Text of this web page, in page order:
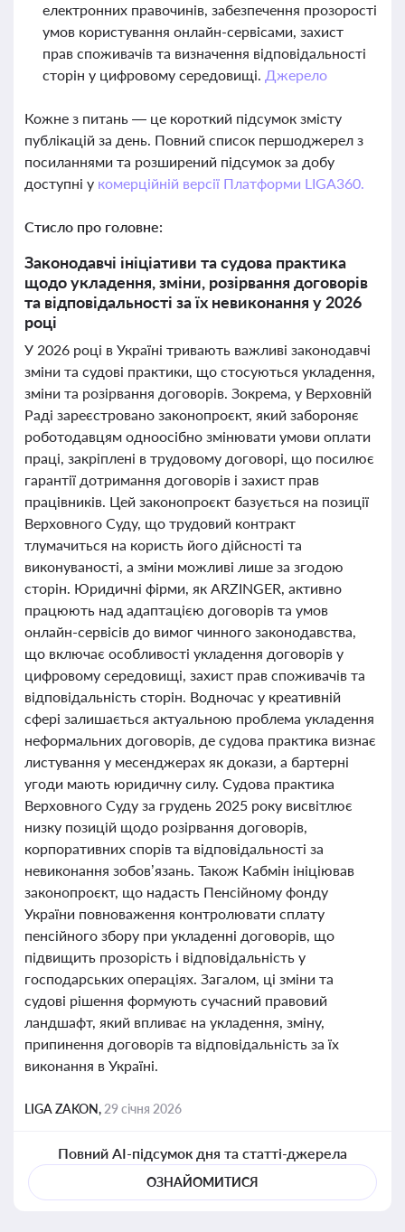
електронних правочинів, забезпечення прозорості
умов користування онлайн-сервісами, захист
прав споживачів та визначення відповідальності
сторін у цифровому середовищі. Джерело
Кожне з питань — це короткий підсумок змісту
публікацій за день. Повний список першоджерел з
посиланнями та розширений підсумок за добу
доступні у комерційній версії Платформи LIGA360.
Стисло про головне:
Законодавчі ініціативи та судова практика
щодо укладення, зміни, розірвання договорів
та відповідальності за їх невиконання у 2026
році
У 2026 році в Україні тривають важливі законодавчі
зміни та судові практики, що стосуються укладення,
зміни та розірвання договорів. Зокрема, у Верховній
Раді зареєстровано законопроєкт, який забороняє
роботодавцям одноосібно змінювати умови оплати
праці, закріплені в трудовому договорі, що посилює
гарантії дотримання договорів і захист прав
працівників. Цей законопроєкт базується на позиції
Верховного Суду, що трудовий контракт
тлумачиться на користь його дійсності та
виконуваності, а зміни можливі лише за згодою
сторін. Юридичні фірми, як ARZINGER, активно
працюють над адаптацією договорів та умов
онлайн-сервісів до вимог чинного законодавства,
що включає особливості укладення договорів у
цифровому середовищі, захист прав споживачів та
відповідальність сторін. Водночас у креативній
сфері залишається актуальною проблема укладення
неформальних договорів, де судова практика визнає
листування у месенджерах як докази, а бартерні
угоди мають юридичну силу. Судова практика
Верховного Суду за грудень 2025 року висвітлює
низку позицій щодо розірвання договорів,
корпоративних спорів та відповідальності за
невиконання зобов’язань. Також Кабмін ініціював
законопроєкт, що надасть Пенсійному фонду
України повноваження контролювати сплату
пенсійного збору при укладенні договорів, що
підвищить прозорість і відповідальність у
господарських операціях. Загалом, ці зміни та
судові рішення формують сучасний правовий
ландшафт, який впливає на укладення, зміну,
припинення договорів та відповідальність за їх
виконання в Україні.
LIGA ZAKON, 29 січня 2026
Повний AI-підсумок дня та статті-джерела
ОЗНАЙОМИТИСЯ